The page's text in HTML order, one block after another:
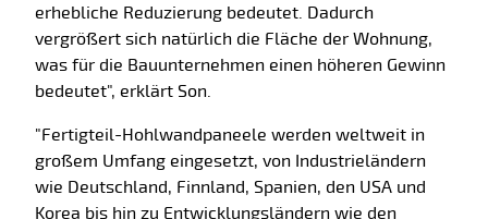
erhebliche Reduzierung bedeutet. Dadurch
vergrößert sich natürlich die Fläche der Wohnung,
was für die Bauunternehmen einen höheren Gewinn
bedeutet", erklärt Son.
"Fertigteil-Hohlwandpaneele werden weltweit in
großem Umfang eingesetzt, von Industrieländern
wie Deutschland, Finnland, Spanien, den USA und
Korea bis hin zu Entwicklungsländern wie den